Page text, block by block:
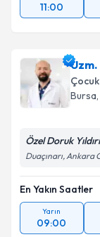
11:00
Uzm.
Çocuk
Bursa,
Özel Doruk
Duaçınarı, Ankara
En Yakın Saatler
Yarın
09:00